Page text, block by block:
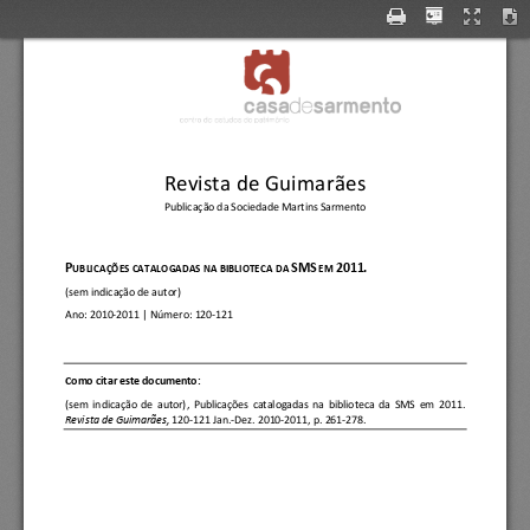
Revista de Guimarães
Publicação da Sociedade Martins Sarmento
P UBLICAÇÕES CATALOGADAS NA BIBLIOTECA DA SMSEM 2011.
(sem indicação de autor)
Ano: 2010-2011 | Número : 120-121
(sem  indicação  de  autor)
,
Publicações  catalogadas  na  biblioteca  da  SMS  em  2011.
Revista de Guimarães, 120- 121 Jan.
- Dez. 2010
- 2011, p. 261
-278.